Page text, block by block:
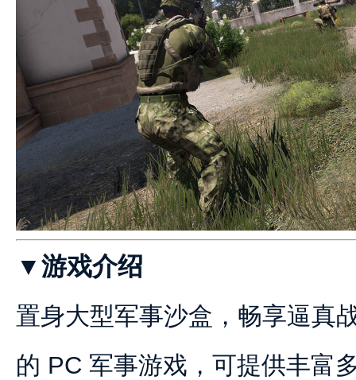
▼游戏介绍
置身大型军事沙盒，畅享逼真
的 PC 军事游戏，可提供丰富